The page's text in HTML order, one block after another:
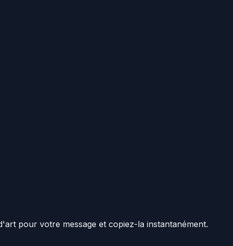
pour votre message et copiez-la instantanément.